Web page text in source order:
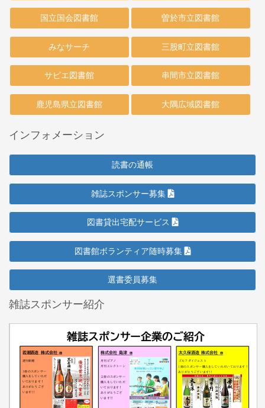
国立国会図書館
みなサーチ
サピエ図書館
鹿児島県立図書館
曽於市立図書館
三股町立図書館
串間市立図書館
大隅広域図書館
インフォメーション
読書の通帳
雑誌スポンサー募集
図書貸出宅配サービス
図書館ボランティア随時募集
選書委員募集
雑誌スポンサー紹介